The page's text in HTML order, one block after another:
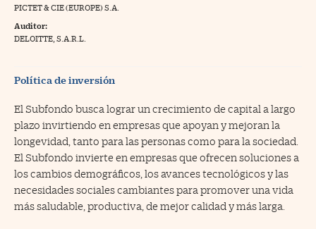
a Cinco Días
PICTET & CIE (EUROPE) S.A.
Auditor:
DELOITTE, S.A.R.L.
Política de inversión
El Subfondo busca lograr un crecimiento de capital a largo
plazo invirtiendo en empresas que apoyan y mejoran la
longevidad, tanto para las personas como para la sociedad.
El Subfondo invierte en empresas que ofrecen soluciones a
los cambios demográficos, los avances tecnológicos y las
necesidades sociales cambiantes para promover una vida
más saludable, productiva, de mejor calidad y más larga.